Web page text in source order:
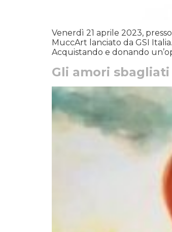
Venerdì 21 aprile 2023,
MuccArt lanciato da GSI
Acquistando e donando
Gli amori sbagliati